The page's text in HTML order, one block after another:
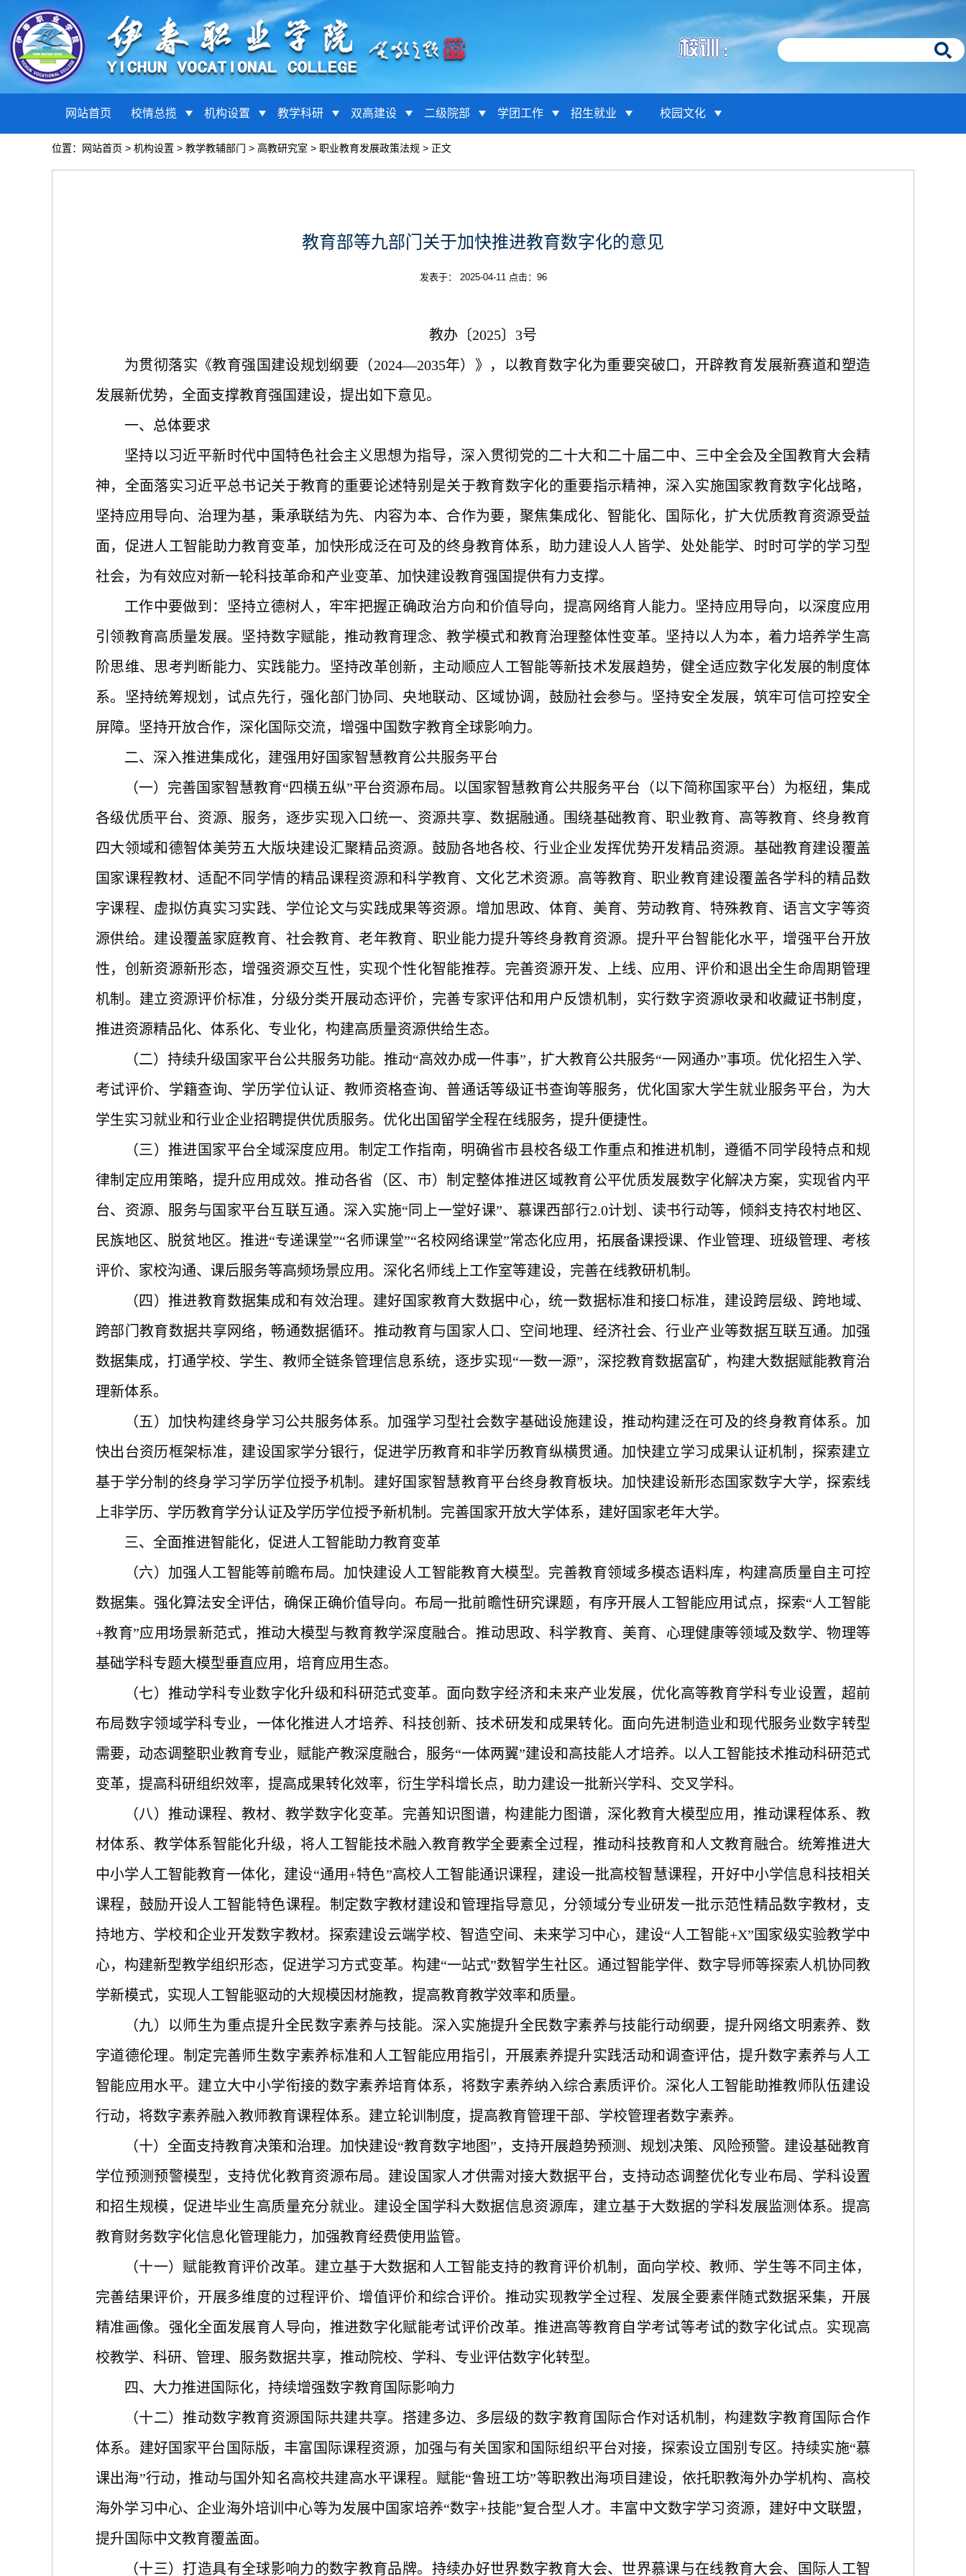
网站首页 校情总揽 机构设置 教学科研 双高建设 二级院部 学团工作 招生就业 校园文化
位置： 网站首页 > 机构设置 > 教学教辅部门 > 高教研究室 > 职业教育发展政策法规 > 正文
教育部等九部门关于加快推进教育数字化的意见
发表于： 2025-04-11 点击： 96
教办〔2025〕3号
为贯彻落实《教育强国建设规划纲要（2024—2035年）》，以教育数字化为重要突破口，开辟教育发展新赛道和塑造
发展新优势，全面支撑教育强国建设，提出如下意见。
一、总体要求
坚持以习近平新时代中国特色社会主义思想为指导，深入贯彻党的二十大和二十届二中、三中全会及全国教育大会精
神，全面落实习近平总书记关于教育的重要论述特别是关于教育数字化的重要指示精神，深入实施国家教育数字化战略，
坚持应用导向、治理为基，秉承联结为先、内容为本、合作为要，聚焦集成化、智能化、国际化，扩大优质教育资源受益
面，促进人工智能助力教育变革，加快形成泛在可及的终身教育体系，助力建设人人皆学、处处能学、时时可学的学习型
社会，为有效应对新一轮科技革命和产业变革、加快建设教育强国提供有力支撑。
工作中要做到：坚持立德树人，牢牢把握正确政治方向和价值导向，提高网络育人能力。坚持应用导向，以深度应用
引领教育高质量发展。坚持数字赋能，推动教育理念、教学模式和教育治理整体性变革。坚持以人为本，着力培养学生高
阶思维、思考判断能力、实践能力。坚持改革创新，主动顺应人工智能等新技术发展趋势，健全适应数字化发展的制度体
系。坚持统筹规划，试点先行，强化部门协同、央地联动、区域协调，鼓励社会参与。坚持安全发展，筑牢可信可控安全
屏障。坚持开放合作，深化国际交流，增强中国数字教育全球影响力。
二、深入推进集成化，建强用好国家智慧教育公共服务平台
（一）完善国家智慧教育“四横五纵”平台资源布局。以国家智慧教育公共服务平台（以下简称国家平台）为枢纽，集成
各级优质平台、资源、服务，逐步实现入口统一、资源共享、数据融通。围绕基础教育、职业教育、高等教育、终身教育
四大领域和德智体美劳五大版块建设汇聚精品资源。鼓励各地各校、行业企业发挥优势开发精品资源。基础教育建设覆盖
国家课程教材、适配不同学情的精品课程资源和科学教育、文化艺术资源。高等教育、职业教育建设覆盖各学科的精品数
字课程、虚拟仿真实习实践、学位论文与实践成果等资源。增加思政、体育、美育、劳动教育、特殊教育、语言文字等资
源供给。建设覆盖家庭教育、社会教育、老年教育、职业能力提升等终身教育资源。提升平台智能化水平，增强平台开放
性，创新资源新形态，增强资源交互性，实现个性化智能推荐。完善资源开发、上线、应用、评价和退出全生命周期管理
机制。建立资源评价标准，分级分类开展动态评价，完善专家评估和用户反馈机制，实行数字资源收录和收藏证书制度，
推进资源精品化、体系化、专业化，构建高质量资源供给生态。
（二）持续升级国家平台公共服务功能。推动“高效办成一件事”，扩大教育公共服务“一网通办”事项。优化招生入学、
考试评价、学籍查询、学历学位认证、教师资格查询、普通话等级证书查询等服务，优化国家大学生就业服务平台，为大
学生实习就业和行业企业招聘提供优质服务。优化出国留学全程在线服务，提升便捷性。
（三）推进国家平台全域深度应用。制定工作指南，明确省市县校各级工作重点和推进机制，遵循不同学段特点和规
律制定应用策略，提升应用成效。推动各省（区、市）制定整体推进区域教育公平优质发展数字化解决方案，实现省内平
台、资源、服务与国家平台互联互通。深入实施“同上一堂好课”、慕课西部行2.0计划、读书行动等，倾斜支持农村地区、
民族地区、脱贫地区。推进“专递课堂”“名师课堂”“名校网络课堂”常态化应用，拓展备课授课、作业管理、班级管理、考核
评价、家校沟通、课后服务等高频场景应用。深化名师线上工作室等建设，完善在线教研机制。
（四）推进教育数据集成和有效治理。建好国家教育大数据中心，统一数据标准和接口标准，建设跨层级、跨地域、
跨部门教育数据共享网络，畅通数据循环。推动教育与国家人口、空间地理、经济社会、行业产业等数据互联互通。加强
数据集成，打通学校、学生、教师全链条管理信息系统，逐步实现“一数一源”，深挖教育数据富矿，构建大数据赋能教育治
理新体系。
（五）加快构建终身学习公共服务体系。加强学习型社会数字基础设施建设，推动构建泛在可及的终身教育体系。加
快出台资历框架标准，建设国家学分银行，促进学历教育和非学历教育纵横贯通。加快建立学习成果认证机制，探索建立
基于学分制的终身学习学历学位授予机制。建好国家智慧教育平台终身教育板块。加快建设新形态国家数字大学，探索线
上非学历、学历教育学分认证及学历学位授予新机制。完善国家开放大学体系，建好国家老年大学。
三、全面推进智能化，促进人工智能助力教育变革
（六）加强人工智能等前瞻布局。加快建设人工智能教育大模型。完善教育领域多模态语料库，构建高质量自主可控
数据集。强化算法安全评估，确保正确价值导向。布局一批前瞻性研究课题，有序开展人工智能应用试点，探索“人工智能
+教育”应用场景新范式，推动大模型与教育教学深度融合。推动思政、科学教育、美育、心理健康等领域及数学、物理等
基础学科专题大模型垂直应用，培育应用生态。
（七）推动学科专业数字化升级和科研范式变革。面向数字经济和未来产业发展，优化高等教育学科专业设置，超前
布局数字领域学科专业，一体化推进人才培养、科技创新、技术研发和成果转化。面向先进制造业和现代服务业数字转型
需要，动态调整职业教育专业，赋能产教深度融合，服务“一体两翼”建设和高技能人才培养。以人工智能技术推动科研范式
变革，提高科研组织效率，提高成果转化效率，衍生学科增长点，助力建设一批新兴学科、交叉学科。
（八）推动课程、教材、教学数字化变革。完善知识图谱，构建能力图谱，深化教育大模型应用，推动课程体系、教
材体系、教学体系智能化升级，将人工智能技术融入教育教学全要素全过程，推动科技教育和人文教育融合。统筹推进大
中小学人工智能教育一体化，建设“通用+特色”高校人工智能通识课程，建设一批高校智慧课程，开好中小学信息科技相关
课程，鼓励开设人工智能特色课程。制定数字教材建设和管理指导意见，分领域分专业研发一批示范性精品数字教材，支
持地方、学校和企业开发数字教材。探索建设云端学校、智造空间、未来学习中心，建设“人工智能+X”国家级实验教学中
心，构建新型教学组织形态，促进学习方式变革。构建“一站式”数智学生社区。通过智能学伴、数字导师等探索人机协同教
学新模式，实现人工智能驱动的大规模因材施教，提高教育教学效率和质量。
（九）以师生为重点提升全民数字素养与技能。深入实施提升全民数字素养与技能行动纲要，提升网络文明素养、数
字道德伦理。制定完善师生数字素养标准和人工智能应用指引，开展素养提升实践活动和调查评估，提升数字素养与人工
智能应用水平。建立大中小学衔接的数字素养培育体系，将数字素养纳入综合素质评价。深化人工智能助推教师队伍建设
行动，将数字素养融入教师教育课程体系。建立轮训制度，提高教育管理干部、学校管理者数字素养。
（十）全面支持教育决策和治理。加快建设“教育数字地图”，支持开展趋势预测、规划决策、风险预警。建设基础教育
学位预测预警模型，支持优化教育资源布局。建设国家人才供需对接大数据平台，支持动态调整优化专业布局、学科设置
和招生规模，促进毕业生高质量充分就业。建设全国学科大数据信息资源库，建立基于大数据的学科发展监测体系。提高
教育财务数字化信息化管理能力，加强教育经费使用监管。
（十一）赋能教育评价改革。建立基于大数据和人工智能支持的教育评价机制，面向学校、教师、学生等不同主体，
完善结果评价，开展多维度的过程评价、增值评价和综合评价。推动实现教学全过程、发展全要素伴随式数据采集，开展
精准画像。强化全面发展育人导向，推进数字化赋能考试评价改革。推进高等教育自学考试等考试的数字化试点。实现高
校教学、科研、管理、服务数据共享，推动院校、学科、专业评估数字化转型。
四、大力推进国际化，持续增强数字教育国际影响力
（十二）推动数字教育资源国际共建共享。搭建多边、多层级的数字教育国际合作对话机制，构建数字教育国际合作
体系。建好国家平台国际版，丰富国际课程资源，加强与有关国家和国际组织平台对接，探索设立国别专区。持续实施“慕
课出海”行动，推动与国外知名高校共建高水平课程。赋能“鲁班工坊”等职教出海项目建设，依托职教海外办学机构、高校
海外学习中心、企业海外培训中心等为发展中国家培养“数字+技能”复合型人才。丰富中文数字学习资源，建好中文联盟，
提升国际中文教育覆盖面。
（十三）打造具有全球影响力的数字教育品牌。持续办好世界数字教育大会、世界慕课与在线教育大会、国际人工智